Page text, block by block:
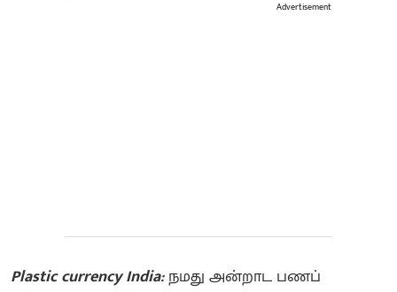
Advertisement
Plastic currency India:நமது அன்றாட பணப்